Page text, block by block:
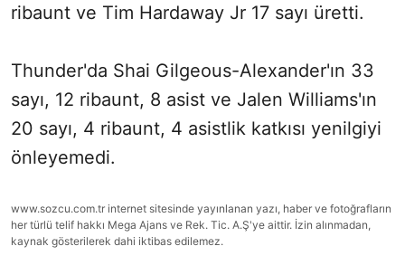
ribaunt ve Tim Hardaway Jr 17 sayı üretti.
Thunder'da Shai Gilgeous-Alexander'ın 33
sayı, 12 ribaunt, 8 asist ve Jalen Williams'ın
20 sayı, 4 ribaunt, 4 asistlik katkısı yenilgiyi
önleyemedi.
www.sozcu.com.tr internet sitesinde yayınlanan yazı, haber ve fotoğrafların
her türlü telif hakkı Mega Ajans ve Rek. Tic. A.Ş'ye aittir. İzin alınmadan,
kaynak gösterilerek dahi iktibas edilemez.